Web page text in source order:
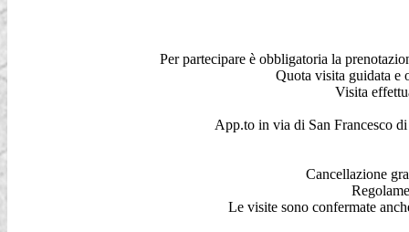
Per partecipare è obbligatoria la
Quota visita guidata e
Visita
App.to in via di San Francesco
Cancellazione
Le visite sono confermate